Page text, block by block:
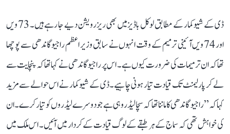
ڈی کے شیو کمار کے مطابق لوکل باڈیز میں بھی ریزرویشن دیے جا رہے ہیں۔ 73 ویں
اور 74 ویں آئینی ترمیم کے وقت انہوں نے سابق وزیر اعظم راجیو گاندھی سے پوچھا
تھا کہ ان ترمیمات کی ضرورت کیوں ہے۔ اس پر راجیو گاندھی نے کہا تھا کہ پنچایت سے
لے کر پارلیمنٹ تک قیادت تیار ہونی چاہیے۔ ڈی کے شیوکمار نے اس حوالے سے مزید
کہا کہ ’’راجیو گاندھی کا ماننا تھا کہ سچا لیڈر وہی ہے جو دوسرے لیڈروں کو تیار کرے۔ ان
کی خواہش تھی کہ سماج کے ہر طبقے کے لوگ قیادت کے کردار میں آئیں۔ اس ملک میں